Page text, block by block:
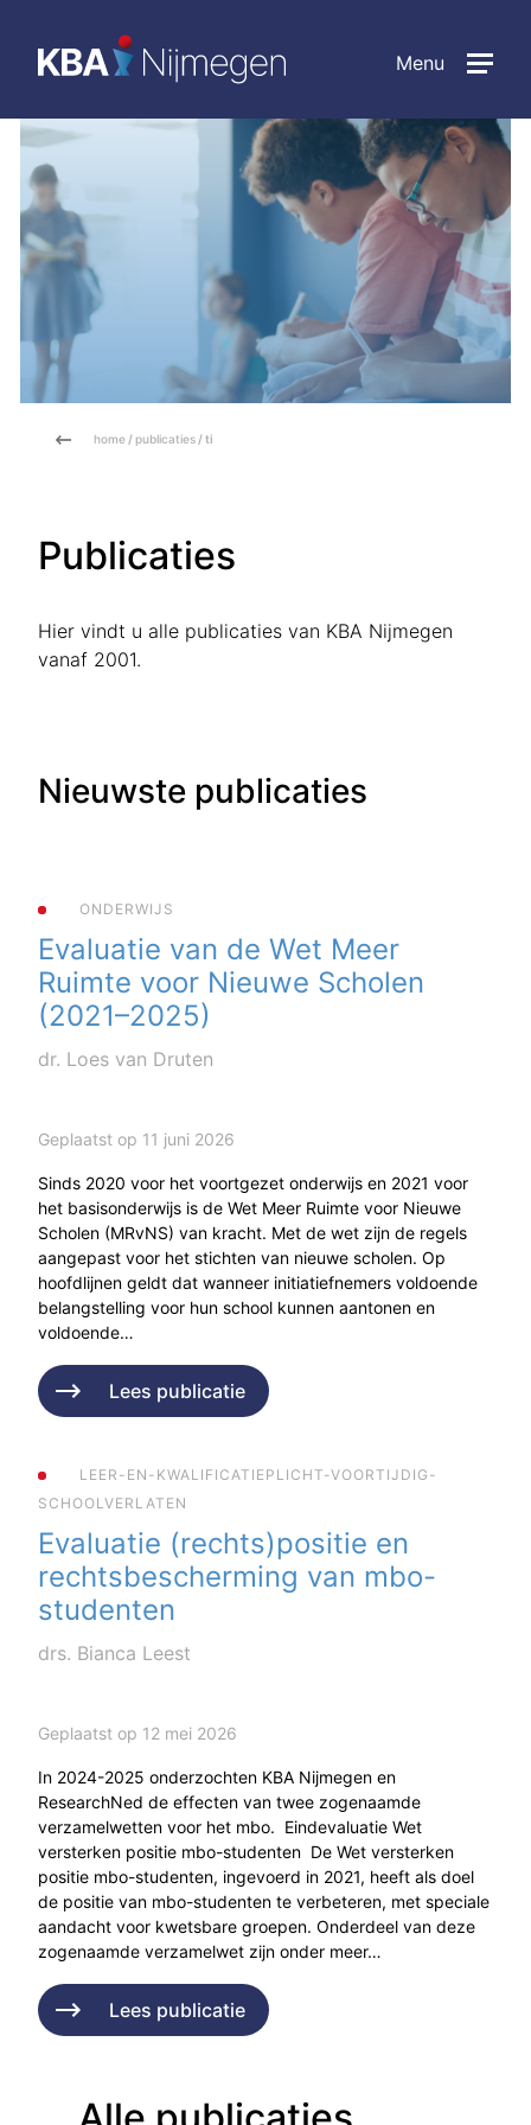
Menu
home / publicaties / ti
Publicaties
Hier vindt u alle publicaties van KBA Nijmegen
vanaf 2001.
Nieuwste publicaties
ONDERWIJS
Evaluatie van de Wet Meer
Ruimte voor Nieuwe Scholen
(2021–2025)
dr. Loes van Druten
Geplaatst op 11 juni 2026
Sinds 2020 voor het voortgezet onderwijs en 2021 voor
het basisonderwijs is de Wet Meer Ruimte voor Nieuwe
Scholen (MRvNS) van kracht. Met de wet zijn de regels
aangepast voor het stichten van nieuwe scholen. Op
hoofdlijnen geldt dat wanneer initiatiefnemers voldoende
belangstelling voor hun school kunnen aantonen en
voldoende…
Lees publicatie
LEER-EN-KWALIFICATIEPLICHT-VOORTIJDIG-
SCHOOLVERLATEN
Evaluatie (rechts)positie en
rechtsbescherming van mbo-
studenten
drs. Bianca Leest
Geplaatst op 12 mei 2026
In 2024-2025 onderzochten KBA Nijmegen en
ResearchNed de effecten van twee zogenaamde
verzamelwetten voor het mbo. Eindevaluatie Wet
versterken positie mbo-studenten De Wet versterken
positie mbo-studenten, ingevoerd in 2021, heeft als doel
de positie van mbo-studenten te verbeteren, met speciale
aandacht voor kwetsbare groepen. Onderdeel van deze
zogenaamde verzamelwet zijn onder meer…
Lees publicatie